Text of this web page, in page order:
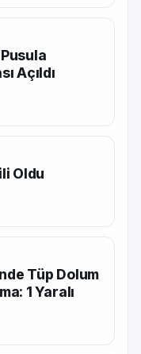
Açıldı
Oldu
Tüp Dolum
1 Yaralı